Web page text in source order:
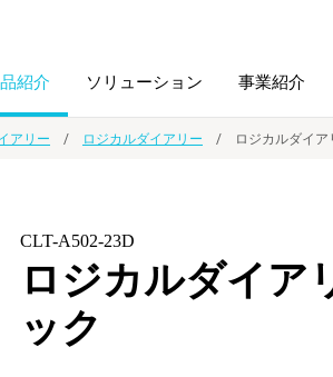
紹介
ノート・紙製品
ソリューション
学校ソリュ
事業紹介
沿革
アリー ロジカルダイアリー ロジカルダイ
CLT-A502-23D
ロジカルダイア
ック